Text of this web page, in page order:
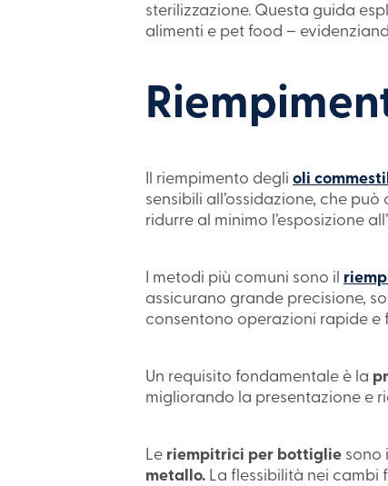
sterilizzazione. Questa guida
alimenti e pet food –
Il riempimento degli oli
sensibili all’ossidazione, che
ridurre al minimo l’esposizione
I metodi più comuni sono il
assicurano grande precisione,
consentono operazioni rapide e
Un requisito fondamentale è la
migliorando la presentazione e
Le riempitrici per bottiglie sono
metallo. La flessibilità nei cambi